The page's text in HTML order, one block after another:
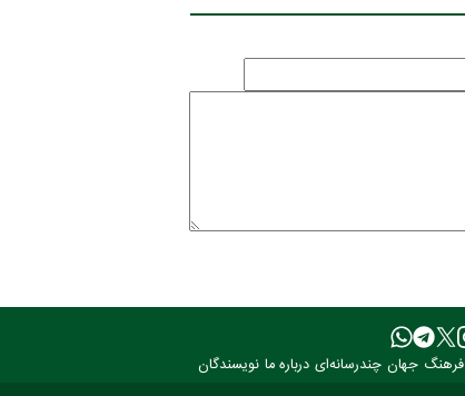
فرهنگ جهان چندرسانه‌ای درباره ما نویسندگان